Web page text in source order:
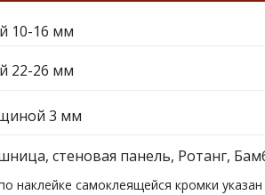
стеновая панель, Ротанг,
наклейке самоклеящейся кромки
3 мм
10-16 мм
22-26 мм